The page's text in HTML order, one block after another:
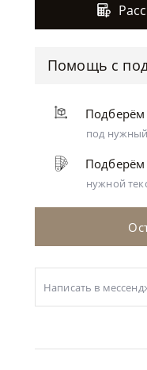
Помощь с
под
нужной
Написать в